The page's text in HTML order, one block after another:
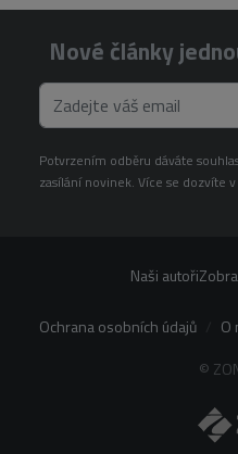
Nové články
Potvrzením odběru dáváte
zasílání novinek. Více se dozvíte v
Naši autoři
©
Ochrana osobních údajů O